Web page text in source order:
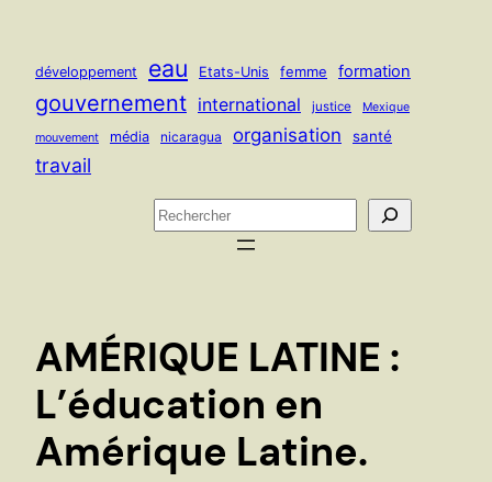
développement eau Etats-Unis femme formation
gouvernement international justice Mexique
mouvement média nicaragua organisation santé
travail
R
h
e
r
AMÉRIQUE LATINE :
L’éducation en
Amérique Latine.